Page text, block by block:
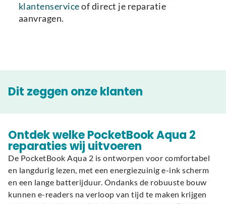
klantenserviceof direct je reparatie
aanvragen.
Dit zeggen onze klanten
Ontdek welke PocketBook Aqua 2
reparaties wij uitvoeren
De PocketBook Aqua 2 is ontworpen voor comfortabel
en langdurig lezen, met een energiezuinig e-ink scherm
en een lange batterijduur. Ondanks de robuuste bouw
kunnen e-readers na verloop van tijd te maken krijgen